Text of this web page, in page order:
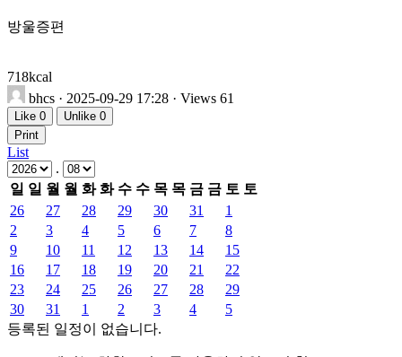
방울증편
718kcal
bhcs · 2025-09-29 17:28 · Views 61
Like 0 Unlike 0
Print
List
.
일 일 월 월 화 화 수 수 목 목 금 금 토 토
26
27 28 29 30 31
1
2
3 4 5 6 7
8
9
10 11 12 13 14
15
16
17 18 19 20 21
22
23
24 25 26 27 28
29
30
31 1 2 3 4
5
등록된 일정이 없습니다.